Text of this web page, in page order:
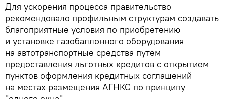
Для ускорения процесса правительство
рекомендовало профильным структурам создавать
благоприятные условия по приобретению
и установке газобаллонного оборудования
на автотранспортные средства путем
предоставления льготных кредитов с открытием
пунктов оформления кредитных соглашений
на местах размещения АГНКС по принципу